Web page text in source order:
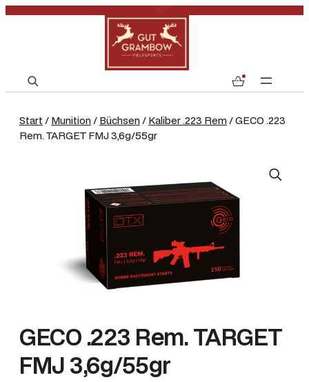
e
r
0
Start / Munition / Büchsen / Kaliber .223 Rem / GECO .223
Rem. TARGET FMJ 3,6g/55gr
GECO .223 Rem. TARGET
FMJ 3,6g/55gr